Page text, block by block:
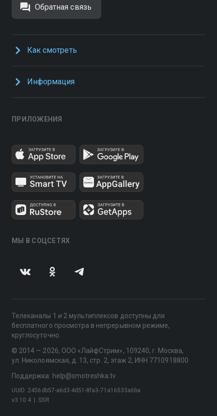
Обратная связь
Как смотреть
Информация
ПРИЛОЖЕНИЯ
МЫ В СОЦСЕТЯХ
Телеканалы 1 и 2 мультиплексов доступны для
бесплатного просмотра в непрерывном режиме,
круглосуточно.
© 2014 — 2026, ООО «ЛайфСтрим», 109240, г. Москва,
ул. Николоямская, д. 13, стр. 2, этаж 2, ИНН 7710918800
Поддержка: help@smotreshka.tv
v3.10.4 SSR
UUID: 2456db57-a6d3-4d51-8fa3-71a16533a6ba